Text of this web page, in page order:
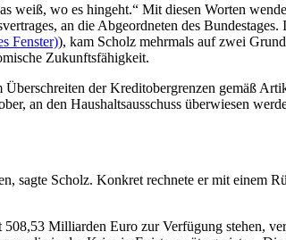
weiß, wo es hingeht.“ Mit diesen Worten
an die Abgeordneten des
Fenster)), kam Scholz mehrmals auf zwei
Zukunftsfähigkeit.
der Kreditobergrenzen gemäß
an den Haushaltsausschuss überwiesen
Scholz. Konkret rechnete er mit einem
Milliarden Euro zur Verfügung stehen,